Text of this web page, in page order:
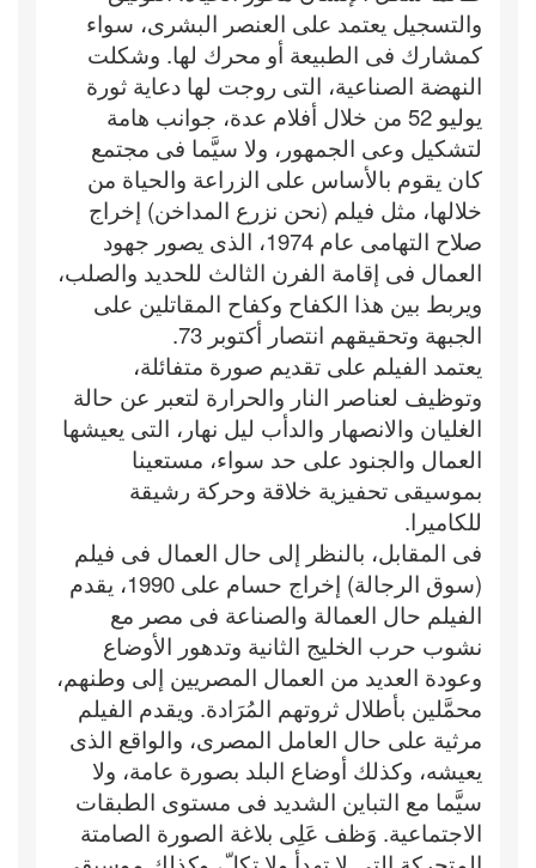
والتسجيل يعتمد على العنصر البشرى، سواء
كمشارك فى الطبيعة أو محرك لها. وشكلت
النهضة الصناعية، التى روجت لها دعاية ثورة
يوليو 52 من خلال أفلام عدة، جوانب هامة
لتشكيل وعى الجمهور، ولا سيَّما فى مجتمع
كان يقوم بالأساس على الزراعة والحياة من
خلالها، مثل فيلم (نحن نزرع المداخن) إخراج
صلاح التهامى عام 1974، الذى يصور جهود
العمال فى إقامة الفرن الثالث للحديد والصلب،
ويربط بين هذا الكفاح وكفاح المقاتلين على
الجبهة وتحقيقهم انتصار أكتوبر 73.
يعتمد الفيلم على تقديم صورة متفائلة،
وتوظيف لعناصر النار والحرارة لتعبر عن حالة
الغليان والانصهار والدأب ليل نهار، التى يعيشها
العمال والجنود على حد سواء، مستعينا
بموسيقى تحفيزية خلاقة وحركة رشيقة
للكاميرا.
فى المقابل، بالنظر إلى حال العمال فى فيلم
(سوق الرجالة) إخراج حسام على 1990، يقدم
الفيلم حال العمالة والصناعة فى مصر مع
نشوب حرب الخليج الثانية وتدهور الأوضاع
وعودة العديد من العمال المصريين إلى وطنهم،
محمَّلين بأطلال ثروتهم المُرَادة. ويقدم الفيلم
مرثية على حال العامل المصرى، والواقع الذى
يعيشه، وكذلك أوضاع البلد بصورة عامة، ولا
سيَّما مع التباين الشديد فى مستوى الطبقات
الاجتماعية. وَظف عَلِى بلاغة الصورة الصامتة